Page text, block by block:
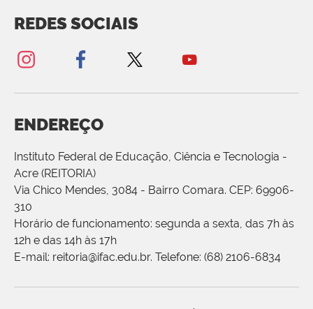
REDES SOCIAIS
ENDEREÇO
Instituto Federal de Educação, Ciência e Tecnologia -
Acre (REITORIA)
Via Chico Mendes, 3084 - Bairro Comara. CEP: 69906-
310
Horário de funcionamento: segunda a sexta, das 7h às
12h e das 14h às 17h
E-mail: reitoria@ifac.edu.br. Telefone: (68) 2106-6834